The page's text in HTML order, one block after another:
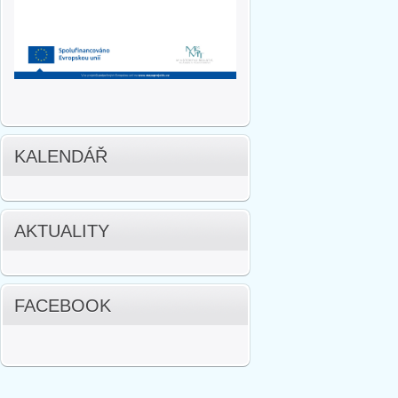
KALENDÁŘ
AKTUALITY
FACEBOOK